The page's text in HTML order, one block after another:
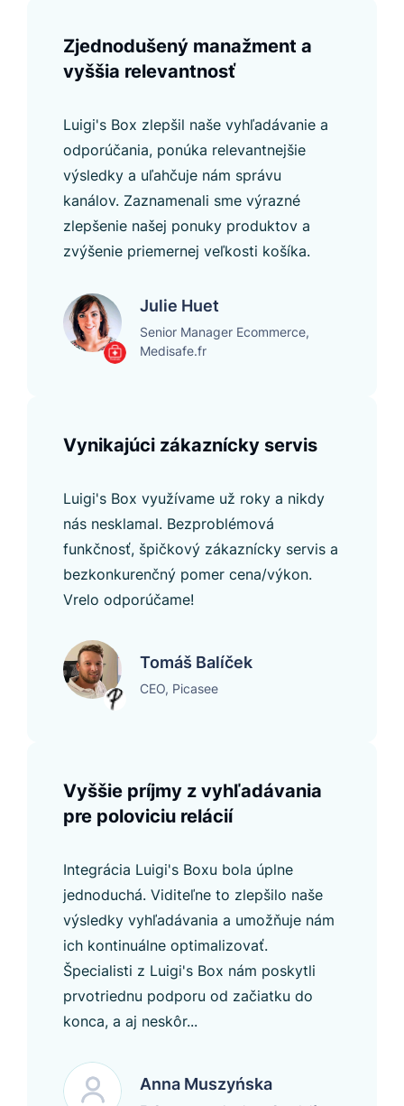
Zjednodušený manažment a
vyššia relevantnosť
Luigi's Box zlepšil naše vyhľadávanie a
odporúčania, ponúka relevantnejšie
výsledky a uľahčuje nám správu
kanálov. Zaznamenali sme výrazné
zlepšenie našej ponuky produktov a
zvýšenie priemernej veľkosti košíka.
Julie Huet
Senior Manager Ecommerce,
Medisafe.fr
Vynikajúci zákaznícky servis
Luigi's Box využívame už roky a nikdy
nás nesklamal. Bezproblémová
funkčnosť, špičkový zákaznícky servis a
bezkonkurenčný pomer cena/výkon.
Vrelo odporúčame!
Tomáš Balíček
CEO, Picasee
Vyššie príjmy z vyhľadávania
pre poloviciu relácií
Integrácia Luigi's Boxu bola úplne
jednoduchá. Viditeľne to zlepšilo naše
výsledky vyhľadávania a umožňuje nám
ich kontinuálne optimalizovať.
Špecialisti z Luigi's Box nám poskytli
prvotriednu podporu od začiatku do
konca, a aj neskôr...
Anna Muszyńska